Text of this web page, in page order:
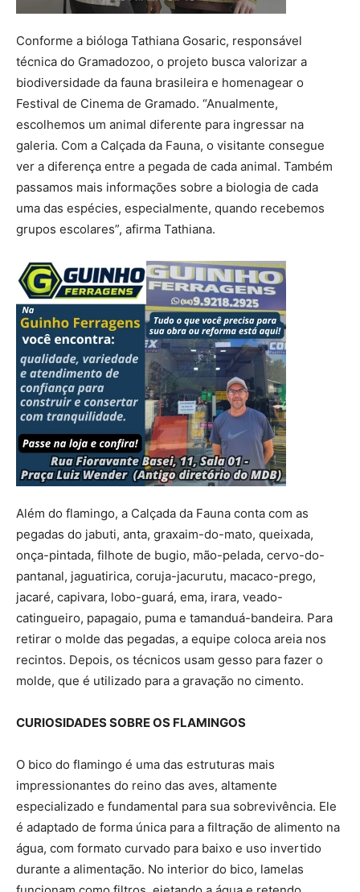
Conforme a bióloga Tathiana Gosaric, responsável
técnica do Gramadozoo, o projeto busca valorizar a
biodiversidade da fauna brasileira e homenagear o
Festival de Cinema de Gramado. “Anualmente,
escolhemos um animal diferente para ingressar na
galeria. Com a Calçada da Fauna, o visitante consegue
ver a diferença entre a pegada de cada animal. Também
passamos mais informações sobre a biologia de cada
uma das espécies, especialmente, quando recebemos
grupos escolares”, afirma Tathiana.
Além do flamingo, a Calçada da Fauna conta com as
pegadas do jabuti, anta, graxaim-do-mato, queixada,
onça-pintada, filhote de bugio, mão-pelada, cervo-do-
pantanal, jaguatirica, coruja-jacurutu, macaco-prego,
jacaré, capivara, lobo-guará, ema, irara, veado-
catingueiro, papagaio, puma e tamanduá-bandeira. Para
retirar o molde das pegadas, a equipe coloca areia nos
recintos. Depois, os técnicos usam gesso para fazer o
molde, que é utilizado para a gravação no cimento.
CURIOSIDADES SOBRE OS FLAMINGOS
O bico do flamingo é uma das estruturas mais
impressionantes do reino das aves, altamente
especializado e fundamental para sua sobrevivência. Ele
é adaptado de forma única para a filtração de alimento na
água, com formato curvado para baixo e uso invertido
durante a alimentação. No interior do bico, lamelas